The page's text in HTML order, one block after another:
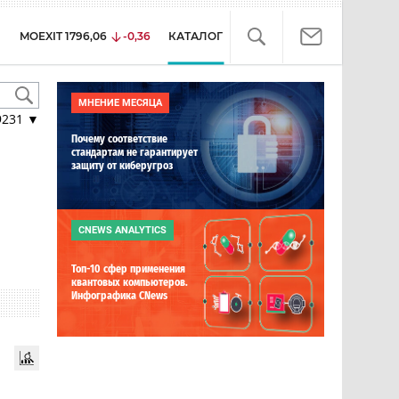
MOEXIT 1796,06 -0,36 КАТАЛОГ
▼
МНЕНИЕ МЕСЯЦА
Почему соответствие
стандартам не гарантирует
защиту от киберугроз
CNEWS ANALYTICS
Топ-10 сфер применения
квантовых компьютеров.
Инфографика CNews